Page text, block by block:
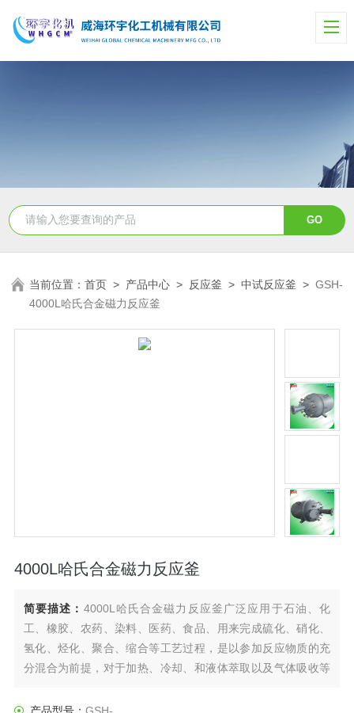
当前位置：首页 > 产品中心 > 反应釜 >中试反应釜 >GSH-
4000L哈氏合金磁力反应釜
4000L哈氏合金磁力反应釜
简要描述： 4000L哈氏合金磁力反应釜广泛应用于石油、化
工、橡胶、农药、染料、医药、食品、用来完成硫化、硝化、
氢化、烃化、聚合、缩合等工艺过程，是以参加反应物质的充
分混合为前提，对于加热、冷却、和液体萃取以及气体吸收等
工，制药等行业理想的所需设备。
产品型号： GSH-